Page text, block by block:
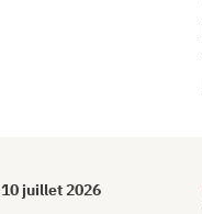
10 juillet 2026